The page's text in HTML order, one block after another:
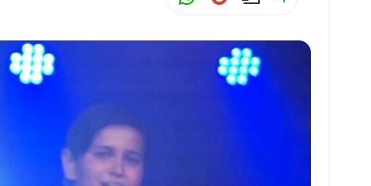
at
s
A
ai
l
ai
l
ar